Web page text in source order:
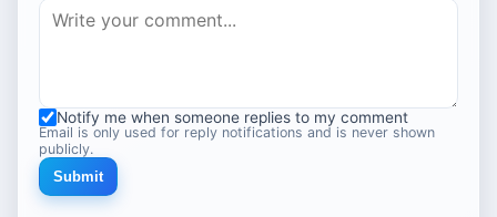
Notify me when someone replies to my comment
Email is only used for reply notifications and is never shown
publicly.
Submit